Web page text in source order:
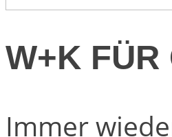
W+K FÜR
Immer